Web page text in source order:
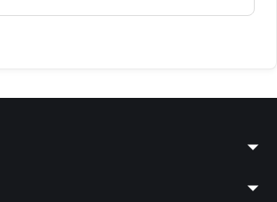
arrow_drop_down
arrow_drop_down